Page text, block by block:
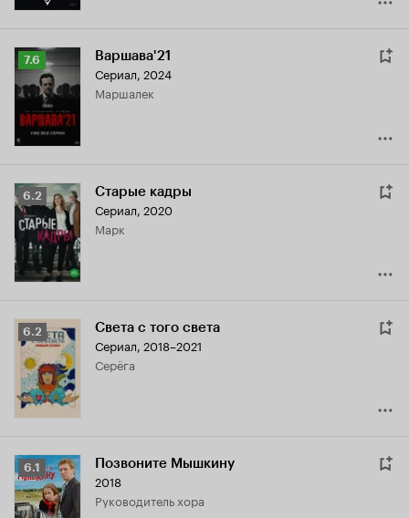
Рейтинг
Кинопоиска
7.6
7.6 Варшава'21
Сериал, 2024
Маршалек
Рейтинг
Кинопоиска
6.2
6.2 Старые кадры
Сериал, 2020
Марк
Рейтинг
Кинопоиска
6.2
6.2 Света с того света
Сериал, 2018–2021
Серёга
Рейтинг
Кинопоиска
6.1
6.1 Позвоните Мышкину
2018
руководитель хора